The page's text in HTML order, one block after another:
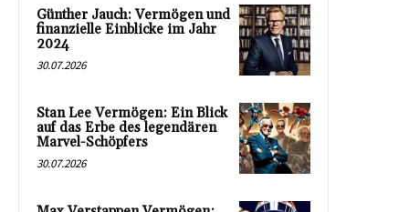
Günther Jauch: Vermögen und
finanzielle Einblicke im Jahr
2024
30.07.2026
Stan Lee Vermögen: Ein Blick
auf das Erbe des legendären
Marvel-Schöpfers
30.07.2026